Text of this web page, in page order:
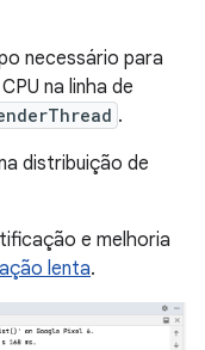
necessário para
na linha de
.
distribuição de
e melhoria
lenta.